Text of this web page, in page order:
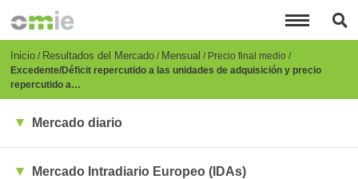
principal
Breadcrumb
Inicio Resultados del Mercado Mensual
Precio final medio
Excedente/Déficit repercutido a las unidades de adquisición y precio
repercutido a…
Mercado diario
Mercado Intradiario Europeo (IDAs)